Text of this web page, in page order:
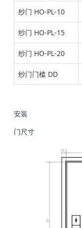
纱门 HO-PL-10
纱门 HO-PL-15
纱门 HO-PL-20
纱门门槛 DD
安装
门尺寸